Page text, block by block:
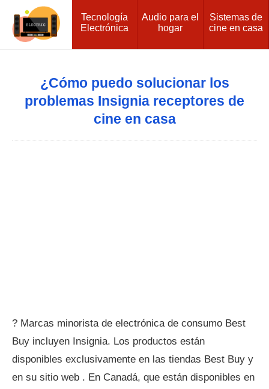
Tecnología
Electrónica
Audio para el
hogar
Sistemas de
cine en casa
¿Cómo puedo solucionar los
problemas Insignia receptores de
cine en casa
? Marcas minorista de electrónica de consumo Best
Buy incluyen Insignia. Los productos están
disponibles exclusivamente en las tiendas Best Buy y
en su sitio web . En Canadá, que están disponibles en